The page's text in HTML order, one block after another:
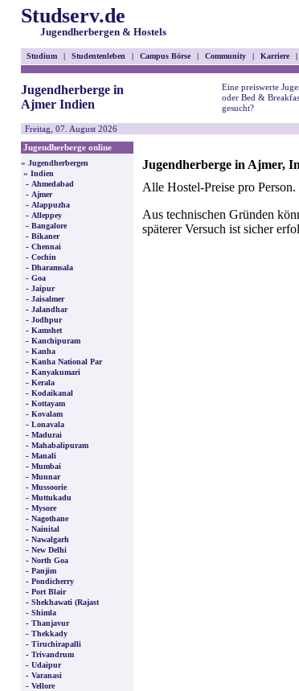
Studserv.de
Jugendherbergen & Hostels
Studium | Studentenleben | Campus Börse | Community | Karriere |
Jugendherberge in
Ajmer Indien
Eine preiswerte
oder Bed &
gesucht?
Freitag, 07. August 2026
Jugendherberge online
» Jugendherbergen
» Indien
- Ahmedabad
- Ajmer
- Alappuzha
- Alleppey
- Bangalore
- Bikaner
- Chennai
- Cochin
- Dharamsala
- Goa
- Jaipur
- Jaisalmer
- Jalandhar
- Jodhpur
- Kamshet
- Kanchipuram
- Kanha
- Kanha National Par
- Kanyakumari
- Kerala
- Kodaikanal
- Kottayam
- Kovalam
- Lonavala
- Madurai
- Mahabalipuram
- Manali
- Mumbai
- Munnar
- Mussoorie
- Muttukadu
- Mysore
- Nagothane
- Nainital
- Nawalgarh
- New Delhi
- North Goa
- Panjim
- Pondicherry
- Port Blair
- Shekhawati (Rajast
- Shimla
- Thanjavur
- Thekkady
- Tiruchirapalli
- Trivandrum
- Udaipur
- Varanasi
- Vellore
Jugendherberge in Ajmer,
Alle Hostel-Preise pro Person.
Aus technischen Gründen
späterer Versuch ist sicher